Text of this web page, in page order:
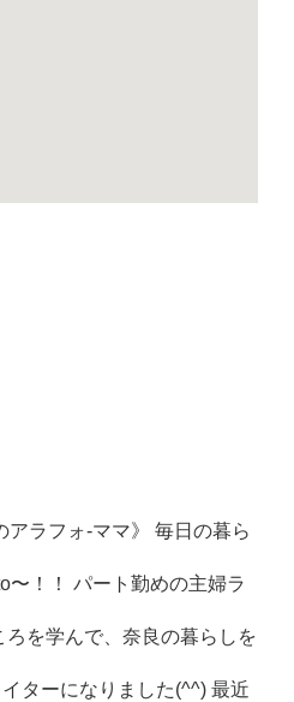
アラフォ-ママ》 毎日の暮ら
〜！！ パート勤めの主婦ラ
を学んで、奈良の暮らしを
ターになりました(^^) 最近